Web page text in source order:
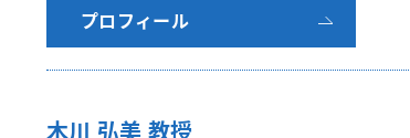
プロフィール
木川 弘美 教授